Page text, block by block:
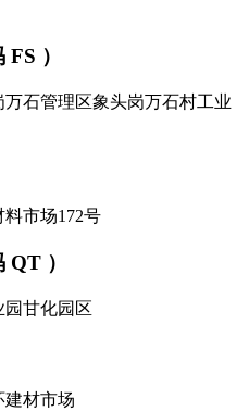
）
石管理区象头岗万石村工业
市场172号
）
园甘化园区
建材市场